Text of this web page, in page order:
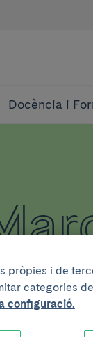
Docència i
pròpies i de
categories
configuració.